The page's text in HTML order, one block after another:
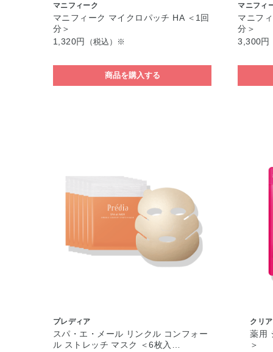
マニフィーク
マニフィーク マイクロパッチ HA ＜1回
分＞
1,320円
（税込）※
商品を購入する
マニフィ
マニフ
分＞
3,300円
プレディア
スパ・エ・メール リンクル コンフォー
ル ストレッチ マスク ＜6枚入…
クリ
薬用
＞